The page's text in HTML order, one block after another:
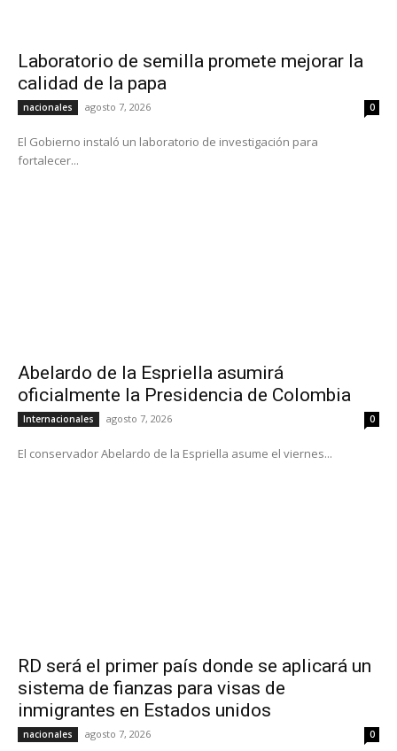
Laboratorio de semilla promete mejorar la
calidad de la papa
nacionales agosto 7, 2026 0
El Gobierno instaló un laboratorio de investigación para
fortalecer...
Abelardo de la Espriella asumirá
oficialmente la Presidencia de Colombia
Internacionales agosto 7, 2026 0
El conservador Abelardo de la Espriella asume el viernes...
RD será el primer país donde se aplicará un
sistema de fianzas para visas de
inmigrantes en Estados unidos
nacionales agosto 7, 2026 0